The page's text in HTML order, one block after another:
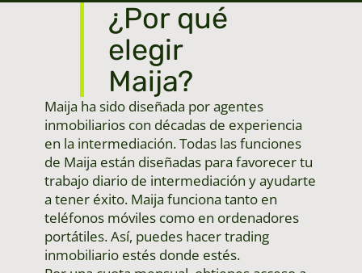
¿Por qué
elegir
Maija?
Maija ha sido diseñada por agentes
inmobiliarios con décadas de experiencia
en la intermediación. Todas las funciones
de Maija están diseñadas para favorecer tu
trabajo diario de intermediación y ayudarte
a tener éxito. Maija funciona tanto en
teléfonos móviles como en ordenadores
portátiles. Así, puedes hacer trading
inmobiliario estés donde estés.